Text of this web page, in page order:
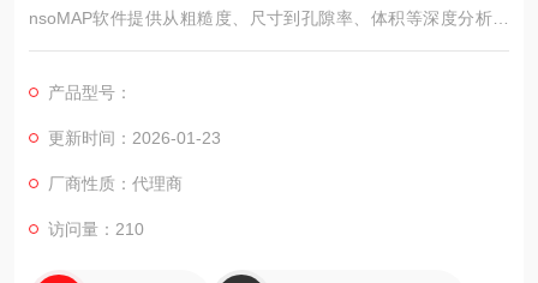
nsoMAP软件提供从粗糙度、尺寸到孔隙率、体积等深度分析功
能，将三维形貌数据转化为具有工程价值的量化参数，支持高效
产品型号：
更新时间：2026-01-23
厂商性质：代理商
访问量：210